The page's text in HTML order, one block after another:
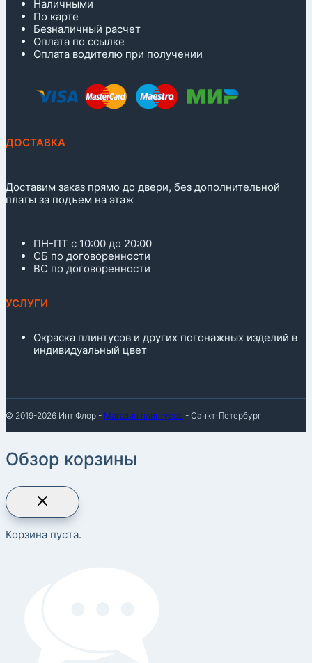
Наличными
По карте
Безналичный расчет
Оплата по ссылке
Оплата водителю при получении
ДОСТАВКА
Доставим заказ прямо до двери, без дополнительной
платы за подъем на этаж
ПН-ПТ с 10:00 до 20:00
СБ по договоренности
ВС по договоренности
УСЛУГИ
Окраска плинтусов и других погонажных изделий в
индивидуальный цвет
© 2019-2026 Инт Флор - Магазин плинтусов - Санкт-Петербург
Обзор корзины
Корзина пуста.